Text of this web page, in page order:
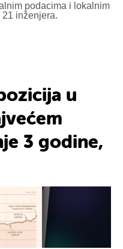
podacima i lokalnim
inženjera.
u
3 godine,